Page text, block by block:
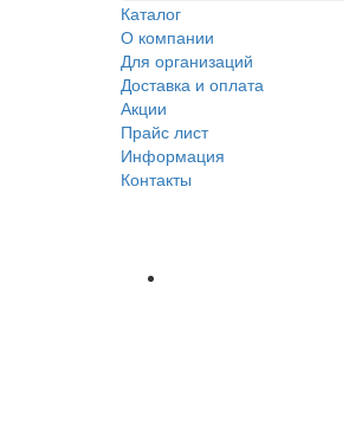
Каталог
О компании
Для организаций
Доставка и оплата
Акции
Прайс лист
Информация
Контакты